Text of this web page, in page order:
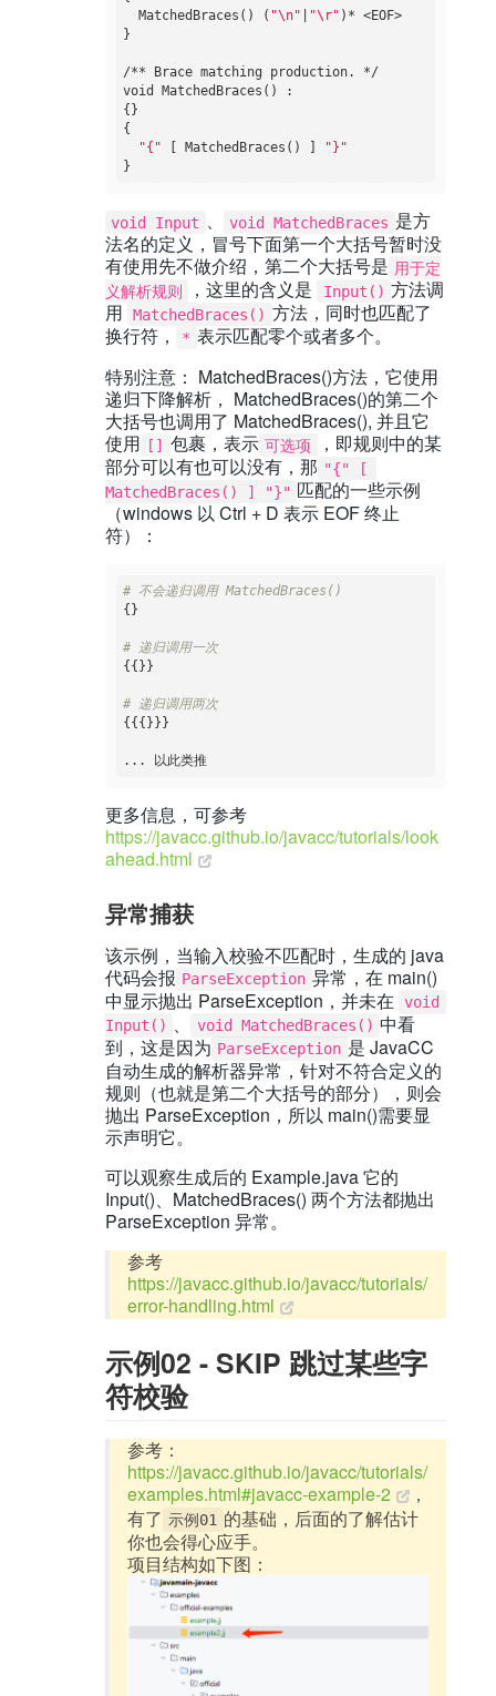
  MatchedBraces() (
"\n" "\r" )* <EOF>
}
/** Brace matching production. */
void MatchedBraces() :
{}
{
"{" [ MatchedBraces() ]
"}"
void Input 、 void MatchedBraces 是方
法名的定义，冒号下面第一个大括号暂时没
有使用先不做介绍，第二个大括号是 用于定
义解析规则
，这里的含义是 Input() 方法调
用
MatchedBraces() 方法，同时也匹配了
换行符，
* 表示匹配零个或者多个。
特别注意： MatchedBraces()方法，它使用
递归下降解析， MatchedBraces()的第二个
大括号也调用了 MatchedBraces(), 并且它
使用 [] 包裹，表示 可选项
，即规则中的某
部分可以有也可以没有，那 "{" [
MatchedBraces() ] "}" 匹配的一些示例
（windows 以 Ctrl + D 表示 EOF 终止
符）：
# 不会递归调用 MatchedBraces()
{}
# 递归调用一次
{{}}
# 递归调用两次
{{{}}}
更多信息，可参考
https://javacc.github.io/javacc/tutorials/look
ahead.html
异常捕获
该示例，当输入校验不匹配时，生成的 java
代码会报 ParseException 异常，在 main()
中显示抛出 ParseException，并未在
void
Input() 、 void MatchedBraces() 中看
到，这是因为 ParseException 是 JavaCC
自动生成的解析器异常，针对不符合定义的
规则（也就是第二个大括号的部分），则会
抛出 ParseException，所以 main()需要显
示声明它。
可以观察生成后的 Example.java 它的
Input()、MatchedBraces() 两个方法都抛出
ParseException 异常。
参考
https://javacc.github.io/javacc/tutorials/
error-handling.html
示例02 - SKIP 跳过某些字
符校验
参考：
https://javacc.github.io/javacc/tutorials/
examples.html#javacc-example-2
，
有了 示例01 的基础，后面的了解估计
你也会得心应手。
项目结构如下图：